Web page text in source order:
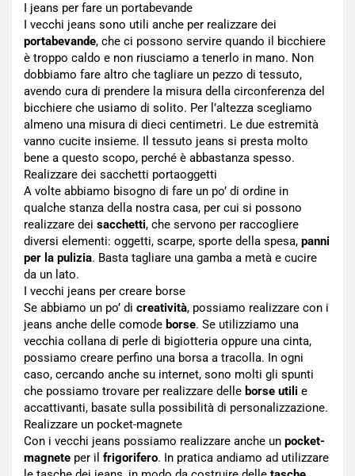
I jeans per fare un portabevande
I vecchi jeans sono utili anche per realizzare dei
portabevande, che ci possono servire quando il bicchiere
è troppo caldo e non riusciamo a tenerlo in mano. Non
dobbiamo fare altro che tagliare un pezzo di tessuto,
avendo cura di prendere la misura della circonferenza del
bicchiere che usiamo di solito. Per l’altezza scegliamo
almeno una misura di dieci centimetri. Le due estremità
vanno cucite insieme. Il tessuto jeans si presta molto
bene a questo scopo, perché è abbastanza spesso.
Realizzare dei sacchetti portaoggetti
A volte abbiamo bisogno di fare un po’ di ordine in
qualche stanza della nostra casa, per cui si possono
realizzare dei sacchetti, che servono per raccogliere
diversi elementi: oggetti, scarpe, sporte della spesa, panni
per la pulizia. Basta tagliare una gamba a metà e cucire
da un lato.
I vecchi jeans per creare borse
Se abbiamo un po’ di creatività, possiamo realizzare con i
jeans anche delle comode borse. Se utilizziamo una
vecchia collana di perle di bigiotteria oppure una cinta,
possiamo creare perfino una borsa a tracolla. In ogni
caso, cercando anche su internet, sono molti gli spunti
che possiamo trovare per realizzare delle borse utili e
accattivanti, basate sulla possibilità di personalizzazione.
Realizzare un pocket-magnete
Con i vecchi jeans possiamo realizzare anche un pocket-
magnete per il frigorifero. In pratica andiamo ad utilizzare